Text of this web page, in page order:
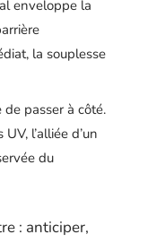
enveloppe la
la souplesse
de passer à côté.
l’alliée d’un
du
: anticiper,